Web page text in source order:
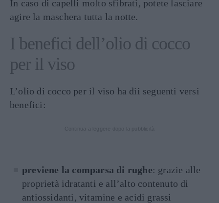
In caso di capelli molto sfibrati, potete lasciare
agire la maschera tutta la notte.
I benefici dell’olio di cocco
per il viso
L’olio di cocco per il viso ha dii seguenti versi
benefici:
previene la comparsa di rughe: grazie alle
proprietà idratanti e all’alto contenuto di
antiossidanti, vitamine e acidi grassi